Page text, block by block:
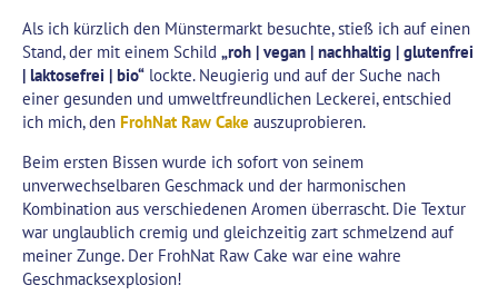
Als ich kürzlich den Münstermarkt besuchte, stieß ich auf einen
Stand, der mit einem Schild „roh | vegan | nachhaltig | glutenfrei
| laktosefrei | bio“ lockte. Neugierig und auf der Suche nach
einer gesunden und umweltfreundlichen Leckerei, entschied
ich mich, den FrohNat Raw Cake auszuprobieren.
Beim ersten Bissen wurde ich sofort von seinem
unverwechselbaren Geschmack und der harmonischen
Kombination aus verschiedenen Aromen überrascht. Die Textur
war unglaublich cremig und gleichzeitig zart schmelzend auf
meiner Zunge. Der FrohNat Raw Cake war eine wahre
Geschmacksexplosion!